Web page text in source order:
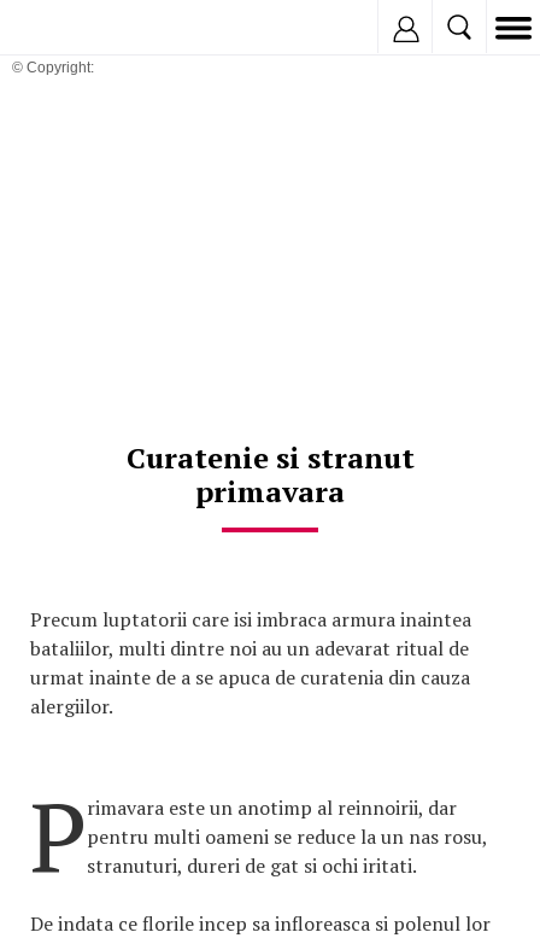
© Copyright:
Curatenie si stranut
primavara
Precum luptatorii care isi imbraca armura inaintea
bataliilor, multi dintre noi au un adevarat ritual de
urmat inainte de a se apuca de curatenia din cauza
alergiilor.
Primavara este un anotimp al reinnoirii, dar
pentru multi oameni se reduce la un nas rosu,
stranuturi, dureri de gat si ochi iritati.
De indata ce florile incep sa infloreasca si polenul lor